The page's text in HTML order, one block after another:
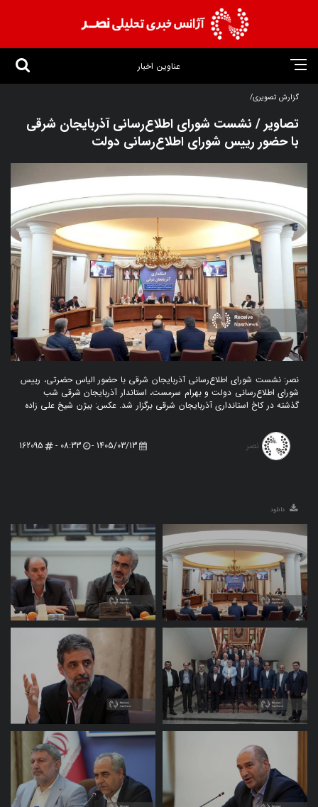
عناوین اخبار
گزارش تصویری/
تصاویر / نشست شورای اطلاع‌رسانی آذربایجان شرقی
با حضور رییس شورای اطلاع‌رسانی دولت
نصر: نشست شورای اطلاع‌رسانی آذربایجان شرقی با حضور الیاس حضرتی، رییس
شورای اطلاع‌رسانی دولت و بهرام سرمست، استاندار آذربایجان شرقی شب
گذشته در کاخ استانداری آذربایجان شرقی برگزار شد. عکس: بیژن شیخ علی زاده
نصر 1405/03/13 -
08:33 -
162095
دانلود